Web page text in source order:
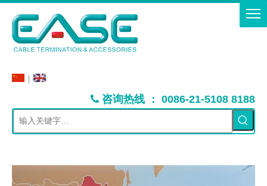
 咨询热线 ： 0086-21-5108 8188